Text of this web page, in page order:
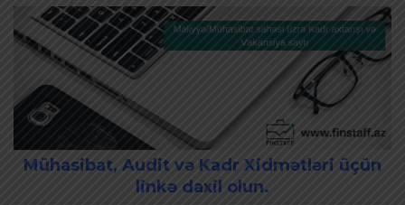
Mühasibat, Audit və Kadr Xidmətləri üçün
linkə daxil olun.